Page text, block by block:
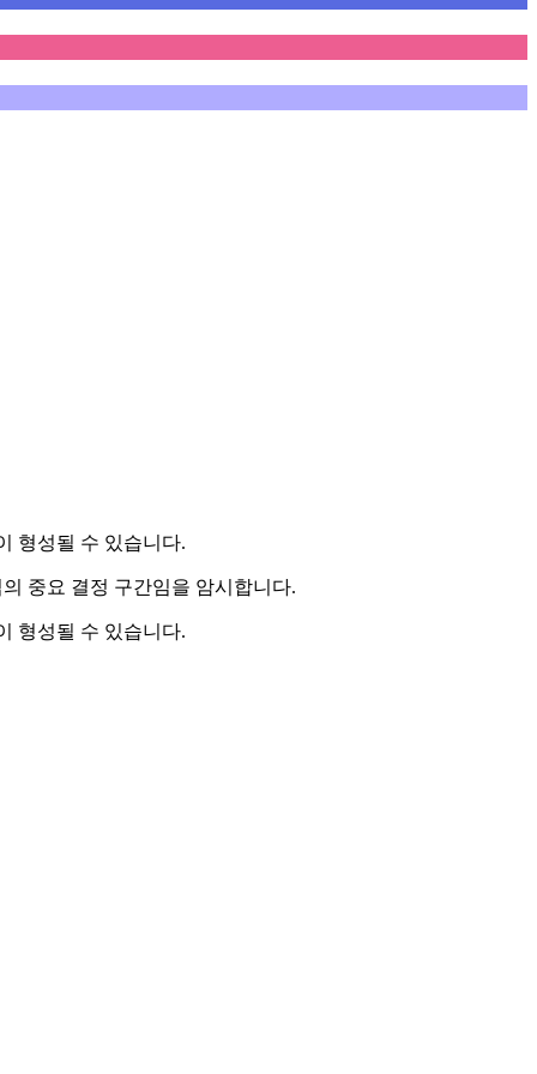
형성될 수 있습니다.
중요 결정 구간임을 암시합니다.
형성될 수 있습니다.